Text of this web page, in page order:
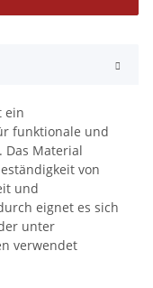
ein
funktionale und
Das Material
von
und
eignet es sich
unter
verwendet